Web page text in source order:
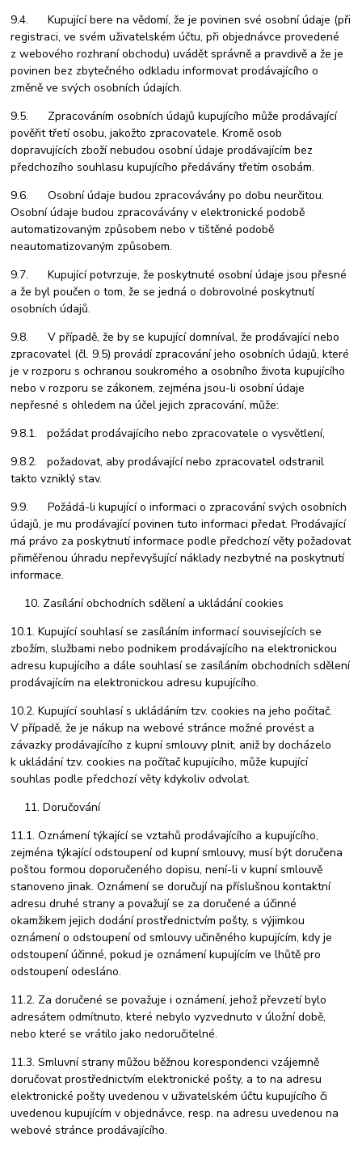
9.4. Kupující bere na vědomí, že je povinen své osobní údaje (při
registraci, ve svém uživatelském účtu, při objednávce provedené
z webového rozhraní obchodu) uvádět správně a pravdivě a že je
povinen bez zbytečného odkladu informovat prodávajícího o
změně ve svých osobních údajích.
9.5. Zpracováním osobních údajů kupujícího může prodávající
pověřit třetí osobu, jakožto zpracovatele. Kromě osob
dopravujících zboží nebudou osobní údaje prodávajícím bez
předchozího souhlasu kupujícího předávány třetím osobám.
9.6. Osobní údaje budou zpracovávány po dobu neurčitou.
Osobní údaje budou zpracovávány v elektronické podobě
automatizovaným způsobem nebo v tištěné podobě
neautomatizovaným způsobem.
9.7. Kupující potvrzuje, že poskytnuté osobní údaje jsou přesné
a že byl poučen o tom, že se jedná o dobrovolné poskytnutí
osobních údajů.
9.8. V případě, že by se kupující domníval, že prodávající nebo
zpracovatel (čl. 9.5) provádí zpracování jeho osobních údajů, které
je v rozporu s ochranou soukromého a osobního života kupujícího
nebo v rozporu se zákonem, zejména jsou-li osobní údaje
nepřesné s ohledem na účel jejich zpracování, může:
9.8.1. požádat prodávajícího nebo zpracovatele o vysvětlení,
9.8.2. požadovat, aby prodávající nebo zpracovatel odstranil
takto vzniklý stav.
9.9. Požádá-li kupující o informaci o zpracování svých osobních
údajů, je mu prodávající povinen tuto informaci předat. Prodávající
má právo za poskytnutí informace podle předchozí věty požadovat
přiměřenou úhradu nepřevyšující náklady nezbytné na poskytnutí
informace.
Zasílání obchodních sdělení a ukládání cookies
10.1. Kupující souhlasí se zasíláním informací souvisejících se
zbožím, službami nebo podnikem prodávajícího na elektronickou
adresu kupujícího a dále souhlasí se zasíláním obchodních sdělení
prodávajícím na elektronickou adresu kupujícího.
10.2. Kupující souhlasí s ukládáním tzv. cookies na jeho počítač.
V případě, že je nákup na webové stránce možné provést a
závazky prodávajícího z kupní smlouvy plnit, aniž by docházelo
k ukládání tzv. cookies na počítač kupujícího, může kupující
souhlas podle předchozí věty kdykoliv odvolat.
Doručování
11.1. Oznámení týkající se vztahů prodávajícího a kupujícího,
zejména týkající odstoupení od kupní smlouvy, musí být doručena
poštou formou doporučeného dopisu, není-li v kupní smlouvě
stanoveno jinak. Oznámení se doručují na příslušnou kontaktní
adresu druhé strany a považují se za doručené a účinné
okamžikem jejich dodání prostřednictvím pošty, s výjimkou
oznámení o odstoupení od smlouvy učiněného kupujícím, kdy je
odstoupení účinné, pokud je oznámení kupujícím ve lhůtě pro
odstoupení odesláno.
11.2. Za doručené se považuje i oznámení, jehož převzetí bylo
adresátem odmítnuto, které nebylo vyzvednuto v úložní době,
nebo které se vrátilo jako nedoručitelné.
11.3. Smluvní strany můžou běžnou korespondenci vzájemně
doručovat prostřednictvím elektronické pošty, a to na adresu
elektronické pošty uvedenou v uživatelském účtu kupujícího či
uvedenou kupujícím v objednávce, resp. na adresu uvedenou na
webové stránce prodávajícího.